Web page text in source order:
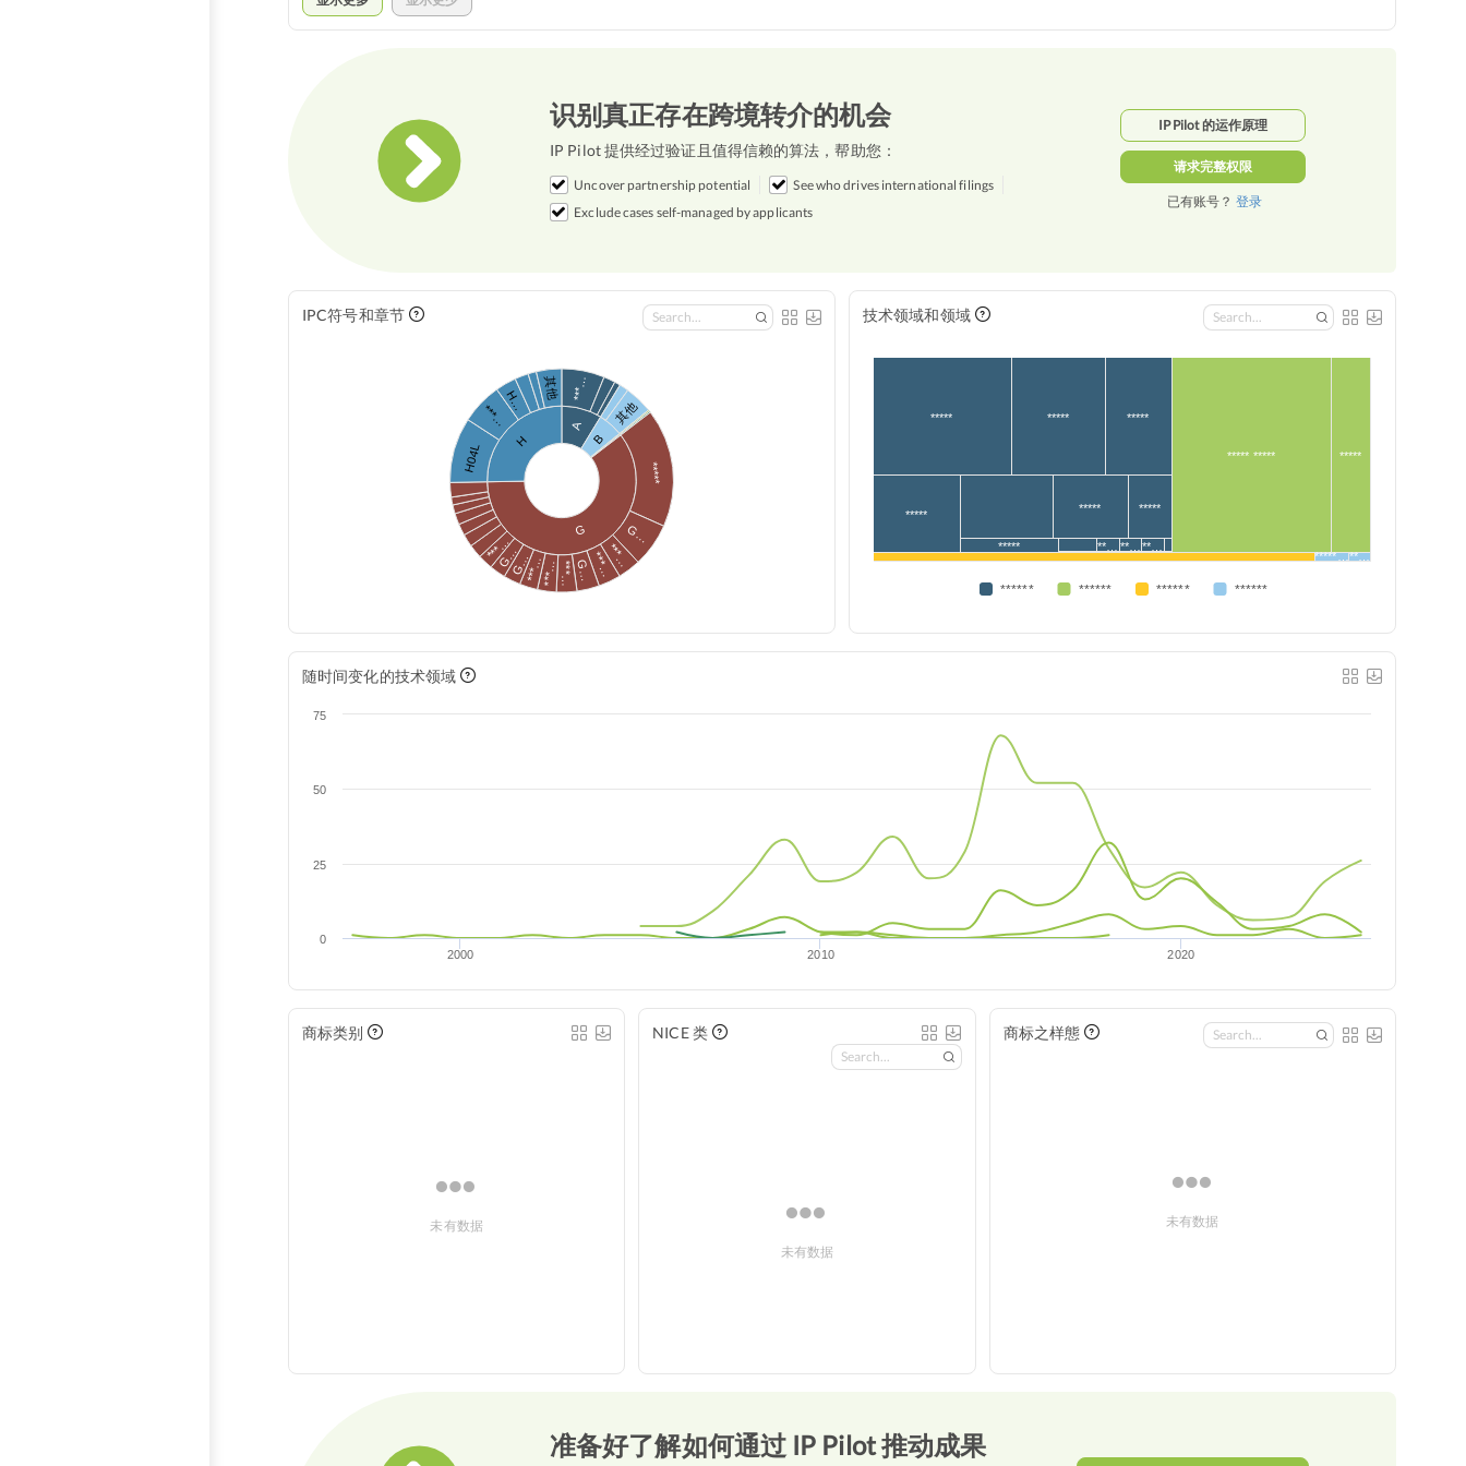
识别真正存在跨境转介的机会
IP Pilot 提供经过验证且值得信赖的算法，帮助您：
Uncover partnership potential
See who drives international filings
Exclude cases self-managed by applicants
IP Pilot 的运作原理
请求完整权限
已有账号？ 登录
IPC符号和章节
A
***…
B
其他
G
*****
G…
***…
***…
G…
***…
***…
***…
G…
G…
***…
H
H04L
***…
H… 其他
技术领域和领域
***** ***** *****
***** ***** *****
***** **… **… **…
***** ***** *****
*****…**…
****** ****** ****** ******
随时间变化的技术领域
2000 2010 2020
0
25
50
75
商标类别
未有数据
NICE 类
未有数据
商标之样態
未有数据
准备好了解如何通过 IP Pilot 推动成果